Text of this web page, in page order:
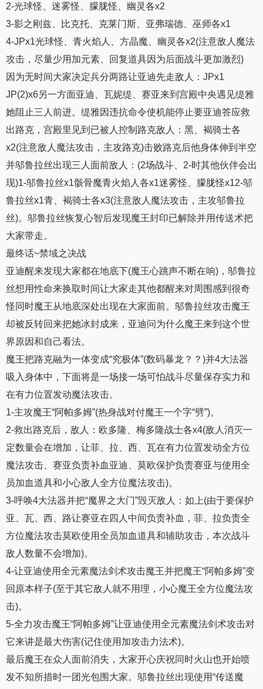
2-光球怪、迷雾怪、朦胧怪、幽灵各x2
3-影之刚兹、比克托、克莱门斯、亚弗瑞德、巫师各x1
4-JPx1光球怪、青火焰人、方晶魔、幽灵各x2(注意敌人魔法
攻击，尽量少用加元素、回复道具因为后面战斗更加激烈)
因为无时间大家决定兵分两路让亚迪先走敌人：JPx1
JP(2)x6另一方面亚迪、瓦妮缇、赛亚来到宫殿中央遇见缇雅
她阻止三人前进。缇雅因违抗命令使机能停止要亚迪答应救
出路克，宫殿里见到已被人控制路克敌人：黑、褐骑士各
x2(注意敌人魔法攻击，主攻路克)击败路克后他身体伸到半空
并邬鲁拉丝出现三人面前敌人：(2场战斗、2-时其他伙伴会出
现)1-邬鲁拉丝x1骸骨魔青火焰人各x1迷雾怪、朦胧怪x12-邬
鲁拉丝x1青、褐骑士各x3(注意敌人魔法攻击，主攻邬鲁拉
丝)。邬鲁拉丝恢复心智后发现魔王封印已解除并用传送术把
大家带走。
最终话~禁域之决战
亚迪醒来发现大家都在地底下(魔王心跳声不断在响)，邬鲁拉
丝想用性命来换取时间让大家走其他都醒来对周围感到很奇
怪同时魔王从地底深处出现在大家面前。邬鲁拉丝攻击魔王
却被反转回来把她冰封成来，亚迪问为什么魔王来到这个世
界原因和自己看法。
魔王把路克融为一体变成“究极体”(数码暴龙？？)并4大法器
吸入身体中，下面将是一场接一场可怕战斗尽量保存实力和
在有力位置发动魔法攻击。
1-主攻魔王“阿帕多姆”(热身战对付魔王一个字“劈”)。
2-救出路克后，敌人：欧多隆、梅多隆战士各x4(敌人消灭一
定数量会在增加，让菲、拉、西、瓦在有力位置发动全方位
魔法攻击、赛亚负责补血亚迪、莫欧保护负责赛亚与使用全
员加血道具和小心敌人全方位魔法攻击)。
3-呼唤4大法器并把“魔界之大门”毁灭敌人：如上(由于要保护
亚、瓦、西、路让赛亚在四人中间负责补血，菲、拉负责全
方位魔法攻击莫欧使用全员加血道具和辅助攻击，本次战斗
敌人数量不会增加)。
4-让亚迪使用全元素魔法剑术攻击魔王并把魔王“阿帕多姆”变
回原本样子(至于其它敌人就不用理，小心魔王全方位魔法攻
击)。
5-全力攻击魔王“阿帕多姆”让亚迪使用全元素魔法剑术攻击对
它来讲是最大伤害(记住使用加攻击力法术)。
最后魔王在众人面前消失，大家开心庆祝同时火山也开始喷
发不知所措时一团光包围大家。邬鲁拉丝出现使用“传送魔